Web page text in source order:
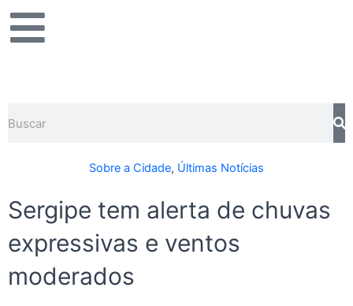
para
Sobre a Cidade, Últimas Notícias
Sergipe tem alerta de chuvas
expressivas e ventos
moderados